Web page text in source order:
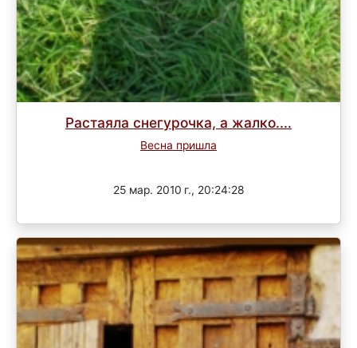
Растаяла снегурочка, а жалко....
Весна пришла
25 мар. 2010 г., 20:24:28